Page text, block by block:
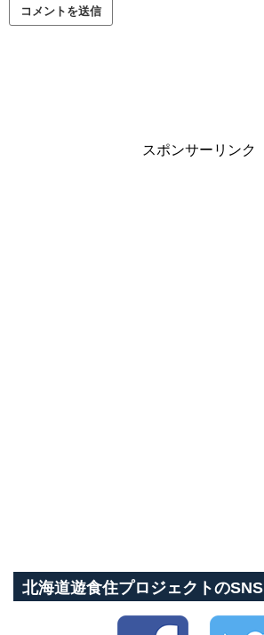
スポンサーリンク
北海道遊食住プロジェクトのSNS